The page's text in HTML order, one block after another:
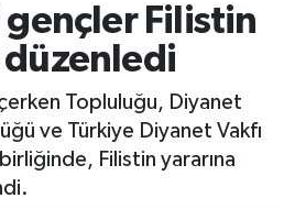
Filistin
düzenledi
Topluluğu, Diyanet
ve Türkiye Diyanet Vakfı
Filistin yararına
ve Fikstür